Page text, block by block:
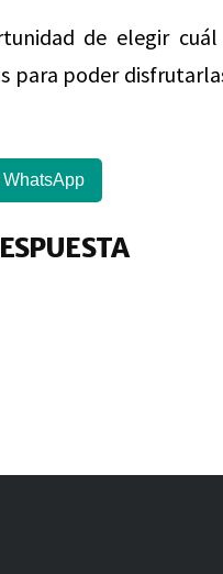
de elegir
para poder
WhatsApp